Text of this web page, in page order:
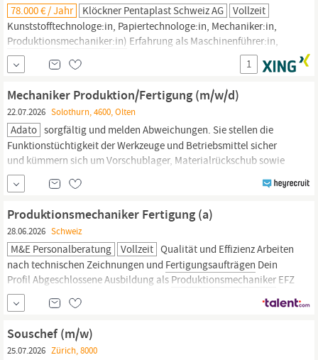
78.000 € / Jahr Klöckner Pentaplast Schweiz AG
Vollzeit
Kunststofftechnologe:in, Papiertechnologe:in, Mechaniker:in,
Produktionsmechaniker:in) Erfahrung als Maschinenführer:in,
Anlagenführer:in oder
Erfahrung in der
industriellen
Produktion
oder Kunststoffverarbeitung von Vorteil
Bereitschaft für den 3-Schichtbetrieb Selbständige, exakte und...
1
Mechaniker Produktion/Fertigung (m/w/d)
22.07.2026 Solothurn, 4600, Olten
Adato sorgfältig und melden Abweichungen. Sie stellen die
Funktionstüchtigkeit der Werkzeuge und Betriebsmittel sicher
und kümmern sich um Vorschublager, Materialrückschub sowie
Entsorgung. ANFORDERUNGEN Sie verfügen über technisches
Verständnis, Erfahrung in der
und
Produktionsmechaniker Fertigung (a)
28.06.2026 Schweiz
M&E Personalberatung Vollzeit Qualität und Effizienz Arbeiten
nach technischen Zeichnungen und Fertigungsaufträgen Dein
Profil Abgeschlossene Ausbildung als Produktionsmechaniker EFZ
oder eine vergleichbare technische Berufsausbildung Erfahrung
in der mechanischen
Rundschleifen Interesse an CNC-gesteuerten
Technisches
Souschef (m/w)
25.07.2026 Zürich, 8000